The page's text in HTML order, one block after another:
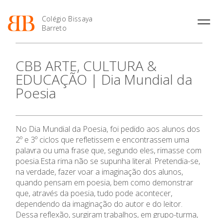
Colégio Bissaya
Barreto
O Colégio
Projeto Educativo
Organização
Colaboradores Docentes
Instalações
Ofertas de emprego
Regulamentos
Jornal “O Coreto”
Privacidade
Oferta Formativa
Enriquecimento Curricular
Oferta Curricular
Atividades Extracurriculares
Atividades de Interrupção
Letiva
Academia de Línguas
Ensino Profissional
Profissionais
Matrículas
Horários e Manuais
Termalismo
Curso de Técnico/a de Apoio
à Família e à Comunidade
Ofertas de Emprego
2027
Calendários
Portal do Professor
de Educação
SIGE
Secretariado de Exames
CBB ARTE, CULTURA &
EDUCAÇÃO | Dia Mundial da
Poesia
No Dia Mundial da Poesia, foi pedido aos alunos dos
2º e 3º ciclos que refletissem e encontrassem uma
palavra ou uma frase que, segundo eles, rimasse com
poesia.Esta rima não se supunha literal. Pretendia-se,
na verdade, fazer voar a imaginação dos alunos,
quando pensam em poesia, bem como demonstrar
que, através da poesia, tudo pode acontecer,
dependendo da imaginação do autor e do leitor.
Dessa reflexão, surgiram trabalhos, em grupo-turma,